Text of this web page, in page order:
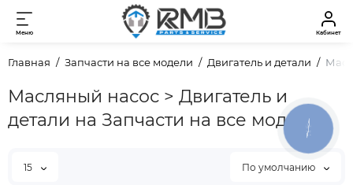
Меню Кабинет
Главная Запчасти на все модели Двигатель и детали
Масляный насос > Двигатель и
детали на Запчасти на все модели
15 По умолчанию
КНОПКА
ЗВ'ЯЗКУ